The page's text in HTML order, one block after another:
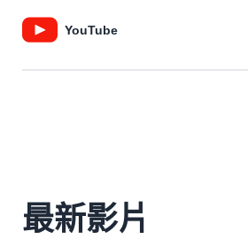
YouTube
最新影片